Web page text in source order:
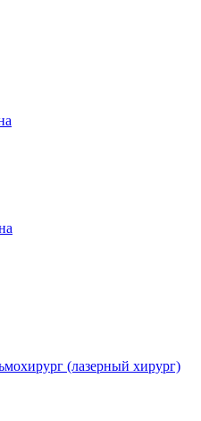
(лазерный хирург)